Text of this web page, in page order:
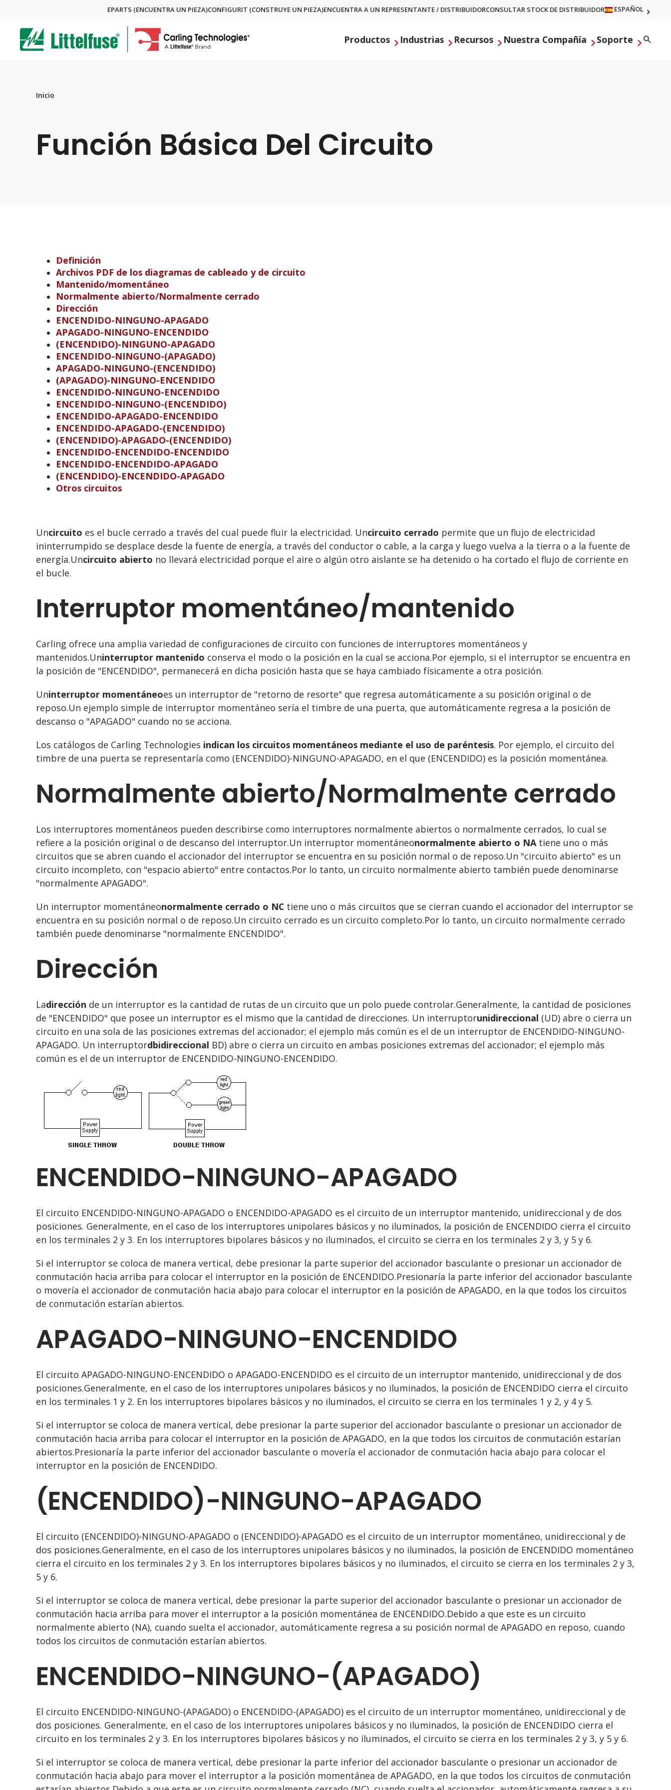
content
Global
EPARTS (ENCUENTRA UN PIEZA)CONFIGURIT (CONSTRUYE UN PIEZA)ENCUENTRA A UN REPRESENTANTE / DISTRIBUIDORCONSULTAR STOCK DE DISTRIBUIDOR ESPAÑOL
Productos Industrias Recursos Nuestra Compañía Soporte
Breadcrumb
Inicio
Función Básica Del Circuito
Definición
Archivos PDF de los diagramas de cableado y de circuito
Mantenido/momentáneo
Normalmente abierto/Normalmente cerrado
Dirección
ENCENDIDO-NINGUNO-APAGADO
APAGADO-NINGUNO-ENCENDIDO
(ENCENDIDO)-NINGUNO-APAGADO
ENCENDIDO-NINGUNO-(APAGADO)
APAGADO-NINGUNO-(ENCENDIDO)
(APAGADO)-NINGUNO-ENCENDIDO
ENCENDIDO-NINGUNO-ENCENDIDO
ENCENDIDO-NINGUNO-(ENCENDIDO)
ENCENDIDO-APAGADO-ENCENDIDO
ENCENDIDO-APAGADO-(ENCENDIDO)
(ENCENDIDO)-APAGADO-(ENCENDIDO)
ENCENDIDO-ENCENDIDO-ENCENDIDO
ENCENDIDO-ENCENDIDO-APAGADO
(ENCENDIDO)-ENCENDIDO-APAGADO
Otros circuitos
Uncircuito es el bucle cerrado a través del cual puede fluir la electricidad. Uncircuito cerrado permite que un flujo de electricidad
ininterrumpido se desplace desde la fuente de energía, a través del conductor o cable, a la carga y luego vuelva a la tierra o a la fuente de
energía.Uncircuito abierto no llevará electricidad porque el aire o algún otro aislante se ha detenido o ha cortado el flujo de corriente en
el bucle.
Interruptor momentáneo/mantenido
Carling ofrece una amplia variedad de configuraciones de circuito con funciones de interruptores momentáneos y
mantenidos.Uninterruptor mantenido conserva el modo o la posición en la cual se acciona.Por ejemplo, si el interruptor se encuentra en
la posición de "ENCENDIDO", permanecerá en dicha posición hasta que se haya cambiado físicamente a otra posición.
Uninterruptor momentáneoes un interruptor de "retorno de resorte" que regresa automáticamente a su posición original o de
reposo.Un ejemplo simple de interruptor momentáneo sería el timbre de una puerta, que automáticamente regresa a la posición de
descanso o "APAGADO" cuando no se acciona.
Los catálogos de Carling Technologies indican los circuitos momentáneos mediante el uso de paréntesis. Por ejemplo, el circuito del
timbre de una puerta se representaría como (ENCENDIDO)-NINGUNO-APAGADO, en el que (ENCENDIDO) es la posición momentánea.
Normalmente abierto/Normalmente cerrado
Los interruptores momentáneos pueden describirse como interruptores normalmente abiertos o normalmente cerrados, lo cual se
refiere a la posición original o de descanso del interruptor.Un interruptor momentáneonormalmente abierto o NAtiene uno o más
circuitos que se abren cuando el accionador del interruptor se encuentra en su posición normal o de reposo.Un "circuito abierto" es un
circuito incompleto, con "espacio abierto" entre contactos.Por lo tanto, un circuito normalmente abierto también puede denominarse
"normalmente APAGADO".
Un interruptor momentáneonormalmente cerrado o NC tiene uno o más circuitos que se cierran cuando el accionador del interruptor se
encuentra en su posición normal o de reposo.Un circuito cerrado es un circuito completo.Por lo tanto, un circuito normalmente cerrado
también puede denominarse "normalmente ENCENDIDO".
Dirección
Ladirección de un interruptor es la cantidad de rutas de un circuito que un polo puede controlar.Generalmente, la cantidad de posiciones
de "ENCENDIDO" que posee un interruptor es el mismo que la cantidad de direcciones. Un interruptorunidireccional (UD) abre o cierra un
circuito en una sola de las posiciones extremas del accionador; el ejemplo más común es el de un interruptor de ENCENDIDO-NINGUNO-
APAGADO. Un interruptordbidireccional BD) abre o cierra un circuito en ambas posiciones extremas del accionador; el ejemplo más
común es el de un interruptor de ENCENDIDO-NINGUNO-ENCENDIDO.
ENCENDIDO-NINGUNO-APAGADO
El circuito ENCENDIDO-NINGUNO-APAGADO o ENCENDIDO-APAGADO es el circuito de un interruptor mantenido, unidireccional y de dos
posiciones. Generalmente, en el caso de los interruptores unipolares básicos y no iluminados, la posición de ENCENDIDO cierra el circuito
en los terminales 2 y 3. En los interruptores bipolares básicos y no iluminados, el circuito se cierra en los terminales 2 y 3, y 5 y 6.
Si el interruptor se coloca de manera vertical, debe presionar la parte superior del accionador basculante o presionar un accionador de
conmutación hacia arriba para colocar el interruptor en la posición de ENCENDIDO.Presionaría la parte inferior del accionador basculante
o movería el accionador de conmutación hacia abajo para colocar el interruptor en la posición de APAGADO, en la que todos los circuitos
de conmutación estarían abiertos.
APAGADO-NINGUNO-ENCENDIDO
El circuito APAGADO-NINGUNO-ENCENDIDO o APAGADO-ENCENDIDO es el circuito de un interruptor mantenido, unidireccional y de dos
posiciones.Generalmente, en el caso de los interruptores unipolares básicos y no iluminados, la posición de ENCENDIDO cierra el circuito
en los terminales 1 y 2. En los interruptores bipolares básicos y no iluminados, el circuito se cierra en los terminales 1 y 2, y 4 y 5.
Si el interruptor se coloca de manera vertical, debe presionar la parte superior del accionador basculante o presionar un accionador de
conmutación hacia arriba para colocar el interruptor en la posición de APAGADO, en la que todos los circuitos de conmutación estarían
abiertos.Presionaría la parte inferior del accionador basculante o movería el accionador de conmutación hacia abajo para colocar el
interruptor en la posición de ENCENDIDO.
(ENCENDIDO)-NINGUNO-APAGADO
El circuito (ENCENDIDO)-NINGUNO-APAGADO o (ENCENDIDO)-APAGADO es el circuito de un interruptor momentáneo, unidireccional y de
dos posiciones.Generalmente, en el caso de los interruptores unipolares básicos y no iluminados, la posición de ENCENDIDO momentáneo
cierra el circuito en los terminales 2 y 3. En los interruptores bipolares básicos y no iluminados, el circuito se cierra en los terminales 2 y 3,
5 y 6.
Si el interruptor se coloca de manera vertical, debe presionar la parte superior del accionador basculante o presionar un accionador de
conmutación hacia arriba para mover el interruptor a la posición momentánea de ENCENDIDO.Debido a que este es un circuito
normalmente abierto (NA), cuando suelta el accionador, automáticamente regresa a su posición normal de APAGADO en reposo, cuando
todos los circuitos de conmutación estarían abiertos.
ENCENDIDO-NINGUNO-(APAGADO)
El circuito ENCENDIDO-NINGUNO-(APAGADO) o ENCENDIDO-(APAGADO) es el circuito de un interruptor momentáneo, unidireccional y de
dos posiciones. Generalmente, en el caso de los interruptores unipolares básicos y no iluminados, la posición de ENCENDIDO cierra el
circuito en los terminales 2 y 3. En los interruptores bipolares básicos y no iluminados, el circuito se cierra en los terminales 2 y 3, y 5 y 6.
Si el interruptor se coloca de manera vertical, debe presionar la parte inferior del accionador basculante o presionar un accionador de
conmutación hacia abajo para mover el interruptor a la posición momentánea de APAGADO, en la que todos los circuitos de conmutación